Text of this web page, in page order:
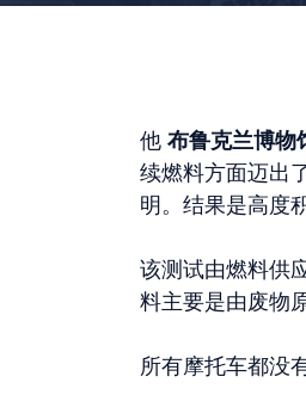
他 布鲁克兰博物
续燃料方面迈出
明。结果是高度
该测试由燃料供
料主要是由废物
所有摩托车都没